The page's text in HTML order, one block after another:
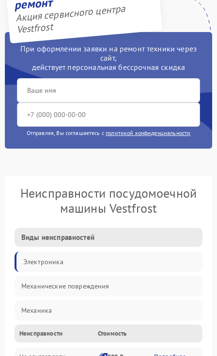
ремонт
Акция сервисного центра
Vestfrost
При оформлении заявки на ремонт техники через
сайт,
действует персональная бессрочная скидка
Отправляя, Вы соглашаетесь с политикой конфиденциальности
Неисправности посудомоечной
машины Vestfrost
Виды неисправностей
Электроника
Механические повреждения
Механика
Управление
Неисправности Стоимость